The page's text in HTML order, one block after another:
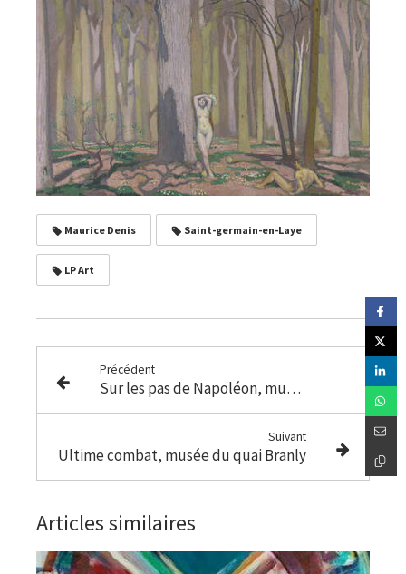
Maurice Denis Saint-germain-en-Laye
LP Art
Précédent
Sur les pas de Napoléon, musée de la monnaie de Paris
Suivant
Ultime combat, musée du quai Branly
Articles similaires